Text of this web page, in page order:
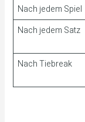
Nach jedem Spiel
Nach jedem Satz
Nach Tiebreak